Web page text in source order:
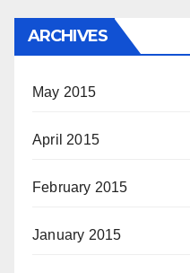
ARCHIVES
May 2015
April 2015
February 2015
January 2015